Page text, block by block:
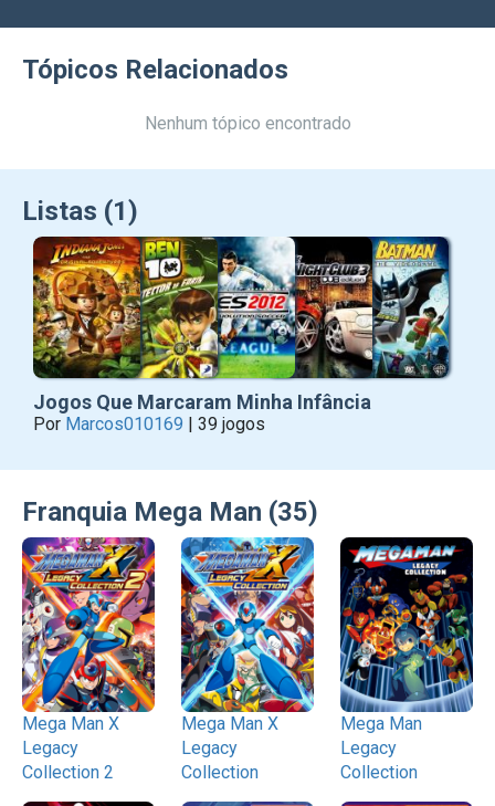
Tópicos Relacionados
Nenhum tópico encontrado
Listas (1)
Jogos Que Marcaram Minha Infância
Por Marcos010169 | 39 jogos
Franquia Mega Man (35)
Mega Man X
Legacy
Collection 2
Mega Man X
Legacy
Collection
Mega Man
Legacy
Collection